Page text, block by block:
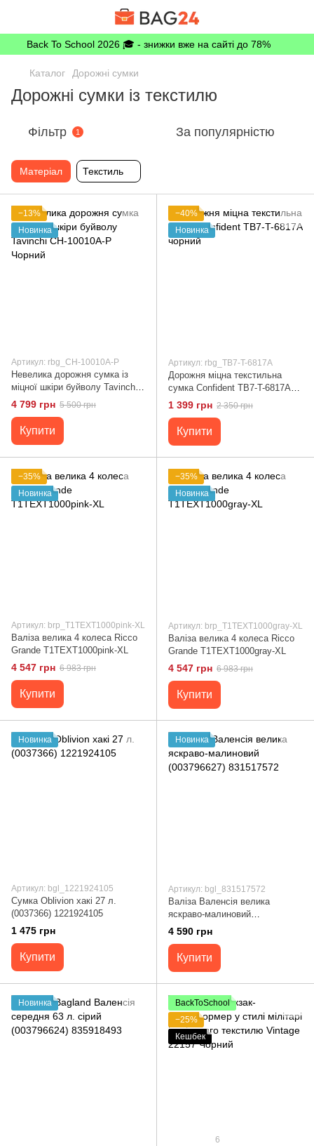
Back To School 2026 🎓 - знижки вже на сайті до 78%
Каталог Дорожні сумки
Дорожні сумки із текстилю
Фільтр 1 За популярністю
Матеріал Текстиль
−13%
Новинка
Артикул: rbg_CH-10010A-P
Невелика дорожня сумка із
міцної шкіри буйволу Tavinchi
CH-10010A-P Чорний
4 799 грн 5 500 грн
Купити
−40%
Новинка
Артикул: rbg_TB7-T-6817A
Дорожня міцна текстильна
сумка Confident TB7-T-6817A
чорний
1 399 грн 2 350 грн
Купити
−35%
Новинка
Артикул: brp_T1TEXT1000pink-XL
Валіза велика 4 колеса Ricco
Grande T1TEXT1000pink-XL
4 547 грн 6 983 грн
Купити
−35%
Новинка
Артикул: brp_T1TEXT1000gray-XL
Валіза велика 4 колеса Ricco
Grande T1TEXT1000gray-XL
4 547 грн 6 983 грн
Купити
Новинка
Артикул: bgl_1221924105
Сумка Oblivion хакі 27 л.
(0037366) 1221924105
1 475 грн
Купити
Новинка
Артикул: bgl_831517572
Валіза Валенсія велика
яскраво-малиновий
(003796627) 831517572
4 590 грн
Купити
Новинка
BackToSchool
−25%
Кешбек
6